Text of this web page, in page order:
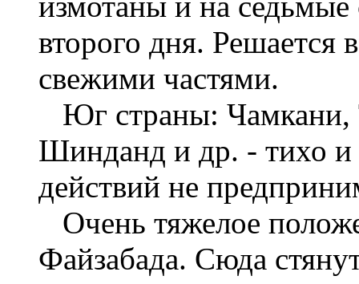
второго дня. Решается
свежими частями.
Юг страны: Чамкани,
Шинданд и др. - тихо
действий не
Очень тяжелое
Файзабада. Сюда